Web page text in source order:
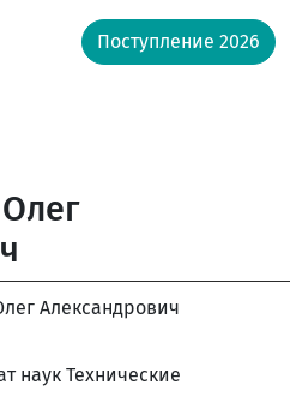
Поступление 2026
Александрович
наук Технические